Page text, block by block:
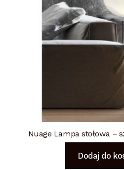
Nuage Lampa stołowa –
Dodaj do